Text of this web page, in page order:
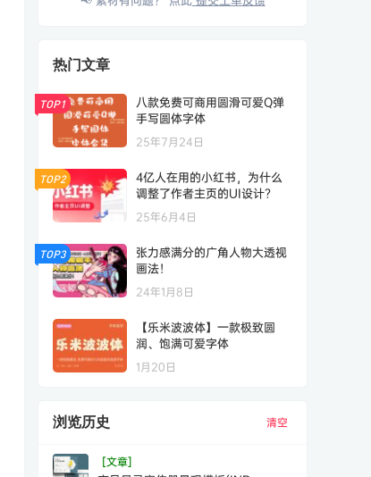
热门文章
TOP1
八款免费可商用圆滑可爱Q弹
手写圆体字体
25年7月24日
TOP2
4亿人在用的小红书，为什么
调整了作者主页的UI设计？
25年6月4日
TOP3
张力感满分的广角人物大透视
画法！
24年1月8日
【乐米波波体】一款极致圆
润、饱满可爱字体
1月20日
浏览历史 清空
[文章]